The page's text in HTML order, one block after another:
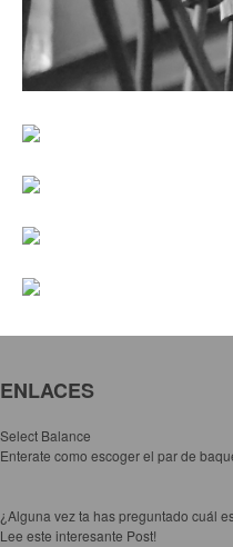
Accesorios
Cuerdas
ENLACES
Select Balance
Enterate como escoger el par de
¿Alguna vez ta has preguntado cuál
Lee este interesante Post!